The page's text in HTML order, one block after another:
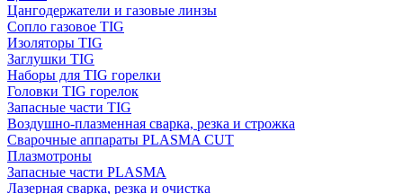
Цангодержатели и газовые линзы
Сопло газовое TIG
Изоляторы TIG
Заглушки TIG
Наборы для TIG горелки
Головки TIG горелок
Запасные части TIG
Воздушно-плазменная сварка, резка и строжка
Сварочные аппараты PLASMA CUT
Плазмотроны
Запасные части PLASMA
Лазерная сварка, резка и очистка